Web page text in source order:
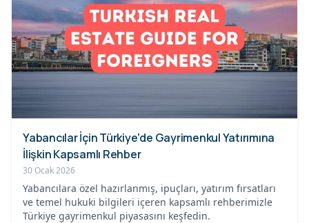
Yabancılar İçin Türkiye'de Gayrimenkul Yatırımına
İlişkin Kapsamlı Rehber
30 Ocak 2026
Yabancılara özel hazırlanmış, ipuçları, yatırım fırsatları
ve temel hukuki bilgileri içeren kapsamlı rehberimizle
Türkiye gayrimenkul piyasasını keşfedin.